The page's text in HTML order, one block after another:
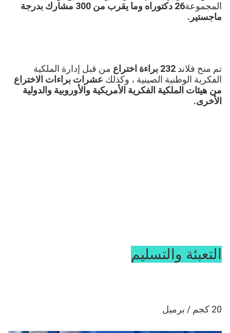
المجموعة
ماجستير.
تم منح فلاند 232 براءة اختراع
الفكرية الوطنية الصينية ، وكذلك
الأخرى.
التعبئة والتسليم
20 كجم / برميل